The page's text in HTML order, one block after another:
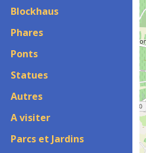
Blockhaus
Phares
Ponts
Statues
Autres
A visiter
Parcs et Jardins